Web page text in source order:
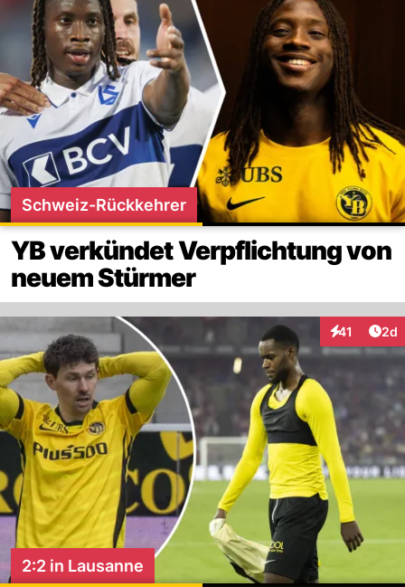
Schweiz-Rückkehrer
YB verkündet Verpflichtung von
neuem Stürmer
41
Interaktionen
2d
2:2 in Lausanne